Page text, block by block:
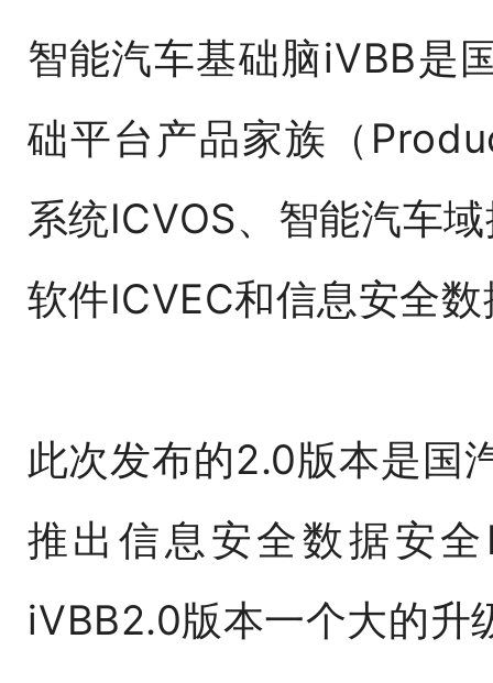
智能汽车基础脑iVBB是
础平台产品家族（
系统ICVOS、智能汽车
软件ICVEC和信息安全
此次发布的2.0版本是国
推出信息安全数据安
iVBB2.0版本一个大的升